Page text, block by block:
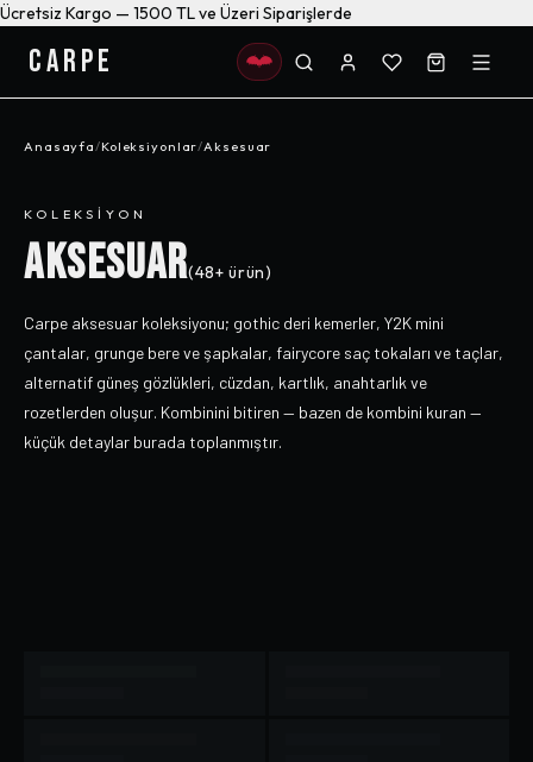
Ücretsiz Kargo — 1500 TL ve Üzeri Siparişlerde
CARPE
Anasayfa/Koleksiyonlar/Aksesuar
KOLEKSIYON
AKSESUAR(48+ ürün)
Carpe aksesuar koleksiyonu; gothic deri kemerler, Y2K mini
çantalar, grunge bere ve şapkalar, fairycore saç tokaları ve taçlar,
alternatif güneş gözlükleri, cüzdan, kartlık, anahtarlık ve
rozetlerden oluşur. Kombinini bitiren — bazen de kombini kuran —
küçük detaylar burada toplanmıştır.